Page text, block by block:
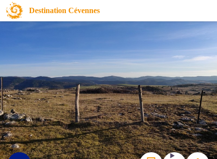
Destination Cévennes
La montée du Causse par Dargilan
Lanuéjols - Béatrice Galzin
ImprimerTéléchargerSignaler